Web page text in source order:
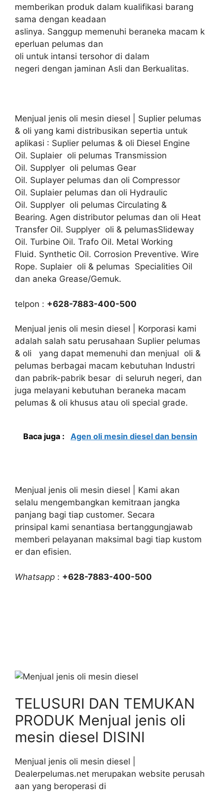
memberikan produk dalam kualifikasi barang
sama dengan keadaan
aslinya. Sanggup memenuhi beraneka macam k
eperluan pelumas dan
oli untuk intansi tersohor di dalam
negeri dengan jaminan Asli dan Berkualitas.
Menjual jenis oli mesin diesel | Suplier pelumas
& oli yang kami distribusikan sepertia untuk
aplikasi : Suplier pelumas & oli Diesel Engine
Oil. Suplaier oli pelumas Transmission
Oil. Supplyer oli pelumas Gear
Oil. Suplayer pelumas dan oli Compressor
Oil. Suplaier pelumas dan oli Hydraulic
Oil. Supplyer oli pelumas Circulating &
Bearing. Agen distributor pelumas dan oli Heat
Transfer Oil. Supplyer oli & pelumasSlideway
Oil. Turbine Oil. Trafo Oil. Metal Working
Fluid. Synthetic Oil. Corrosion Preventive. Wire
Rope. Suplaier oli & pelumas Specialities Oil
dan aneka Grease/Gemuk.
telpon : +628-7883-400-500
Menjual jenis oli mesin diesel | Korporasi kami
adalah salah satu perusahaan Suplier pelumas
& oli yang dapat memenuhi dan menjual oli &
pelumas berbagai macam kebutuhan Industri
dan pabrik-pabrik besar di seluruh negeri, dan
juga melayani kebutuhan beraneka macam
pelumas & oli khusus atau oli special grade.
Baca juga : Agen oli mesin diesel dan bensin
Menjual jenis oli mesin diesel | Kami akan
selalu mengembangkan kemitraan jangka
panjang bagi tiap customer. Secara
prinsipal kami senantiasa bertanggungjawab
memberi pelayanan maksimal bagi tiap kustom
er dan efisien.
Whatsapp : +628-7883-400-500
TELUSURI DAN TEMUKAN
PRODUK Menjual jenis oli
mesin diesel DISINI
Menjual jenis oli mesin diesel |
Dealerpelumas.net merupakan website perusah
aan yang beroperasi di